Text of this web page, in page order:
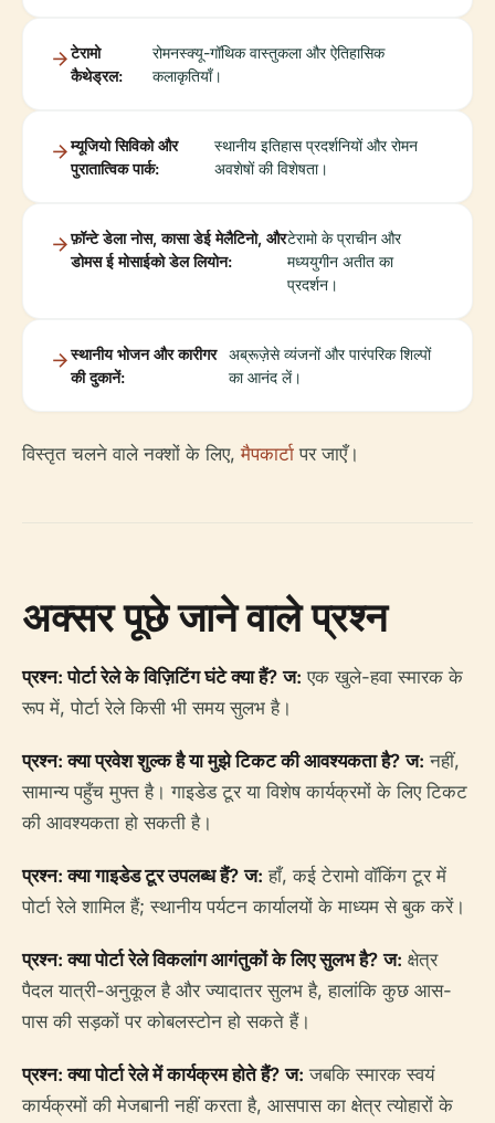
टेरामो
कैथेड्रल:
रोमनस्क्यू-गॉथिक वास्तुकला और ऐतिहासिक
कलाकृतियाँ।
म्यूजियो सिविको और
पुरातात्विक पार्क:
स्थानीय इतिहास प्रदर्शनियों और रोमन
अवशेषों की विशेषता।
फ़ॉन्टे डेला नोस, कासा डेई मेलैटिनो, और
डोमस ई मोसाईको डेल लियोन:
टेरामो के प्राचीन और
मध्ययुगीन अतीत का
प्रदर्शन।
स्थानीय भोजन और कारीगर
की दुकानें:
अब्रूज़ेसे व्यंजनों और पारंपरिक शिल्पों
का आनंद लें।
विस्तृत चलने वाले नक्शों के लिए,मैपकार्टा पर जाएँ।
अक्सर पूछे जाने वाले प्रश्न
प्रश्न: पोर्टा रेले के विज़िटिंग घंटे क्या हैं? ज: एक खुले-हवा स्मारक के
रूप में, पोर्टा रेले किसी भी समय सुलभ है।
प्रश्न: क्या प्रवेश शुल्क है या मुझे टिकट की आवश्यकता है? ज: नहीं,
सामान्य पहुँच मुफ्त है। गाइडेड टूर या विशेष कार्यक्रमों के लिए टिकट
की आवश्यकता हो सकती है।
प्रश्न: क्या गाइडेड टूर उपलब्ध हैं? ज: हाँ, कई टेरामो वॉकिंग टूर में
पोर्टा रेले शामिल हैं; स्थानीय पर्यटन कार्यालयों के माध्यम से बुक करें।
प्रश्न: क्या पोर्टा रेले विकलांग आगंतुकों के लिए सुलभ है? ज: क्षेत्र
पैदल यात्री-अनुकूल है और ज्यादातर सुलभ है, हालांकि कुछ आस-
पास की सड़कों पर कोबलस्टोन हो सकते हैं।
प्रश्न: क्या पोर्टा रेले में कार्यक्रम होते हैं? ज: जबकि स्मारक स्वयं
कार्यक्रमों की मेजबानी नहीं करता है, आसपास का क्षेत्र त्योहारों के